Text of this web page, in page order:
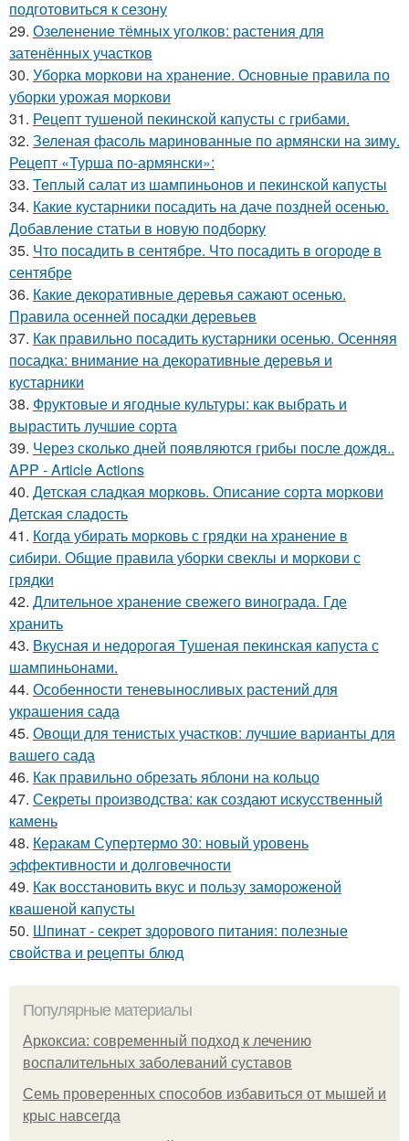
подготовиться к сезону
29. Озеленение тёмных уголков: растения для
затенённых участков
30. Уборка моркови на хранение. Основные правила по
уборки урожая моркови
31. Рецепт тушеной пекинской капусты с грибами.
32. Зеленая фасоль маринованные по армянски на зиму.
Рецепт «Турша по-армянски»:
33. Теплый салат из шампиньонов и пекинской капусты
34. Какие кустарники посадить на даче поздней осенью.
Добавление статьи в новую подборку
35. Что посадить в сентябре. Что посадить в огороде в
сентябре
36. Какие декоративные деревья сажают осенью.
Правила осенней посадки деревьев
37. Как правильно посадить кустарники осенью. Осенняя
посадка: внимание на декоративные деревья и
кустарники
38. Фруктовые и ягодные культуры: как выбрать и
вырастить лучшие сорта
39. Через сколько дней появляются грибы после дождя..
APP - Article Actions
40. Детская сладкая морковь. Описание сорта моркови
Детская сладость
41. Когда убирать морковь с грядки на хранение в
сибири. Общие правила уборки свеклы и моркови с
грядки
42. Длительное хранение свежего винограда. Где
хранить
43. Вкусная и недорогая Тушеная пекинская капуста с
шампиньонами.
44. Особенности теневыносливых растений для
украшения сада
45. Овощи для тенистых участков: лучшие варианты для
вашего сада
46. Как правильно обрезать яблони на кольцо
47. Секреты производства: как создают искусственный
камень
48. Керакам Супертермо 30: новый уровень
эффективности и долговечности
49. Как восстановить вкус и пользу замороженой
квашеной капусты
50. Шпинат - секрет здорового питания: полезные
свойства и рецепты блюд
Популярные материалы
Аркоксиа: современный подход к лечению
воспалительных заболеваний суставов
Семь проверенных способов избавиться от мышей и
крыс навсегда